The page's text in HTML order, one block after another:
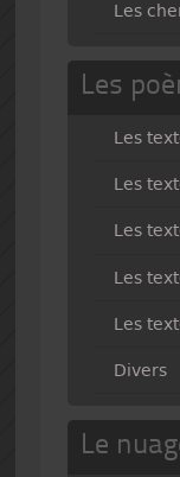
Les
Les
Les
Les
Les
Les
Les
Divers
Le